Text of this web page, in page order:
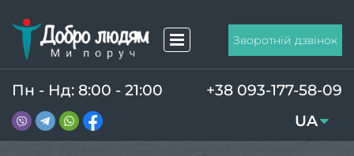
Зворотній дзвінок
Пн - Нд: 8:00 - 21:00
+38 093-177-58-09
UA
RU